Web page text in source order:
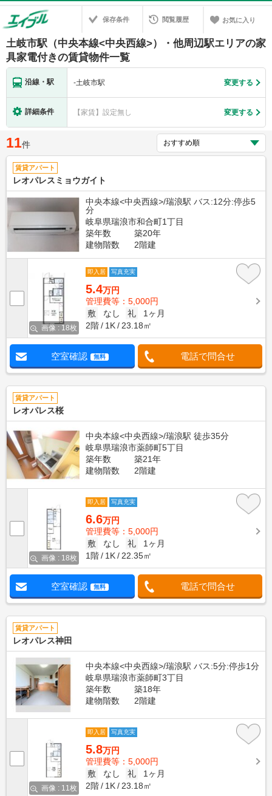
保存条件 閲覧履歴 お気に入り
土岐市駅（中央本線<中央西線>）・他周辺駅エリアの家
具家電付きの賃貸物件一覧
沿線・駅 -土岐市駅 変更する
詳細条件 【家賃】設定無し 変更する
11件
賃貸アパート
レオパレスミョウガイト
中央本線<中央西線>/瑞浪駅 バス:12分:停歩5
分
岐阜県瑞浪市和合町1丁目
築年数
築20年
建物階数
2階建
画像 : 18枚
即入居 写真充実
5.4万円
管理費等：5,000円
敷
なし 礼
1ヶ月
2階
1K 23.18㎡
空室確認 無料 電話で問合せ
賃貸アパート
レオパレス桜
中央本線<中央西線>/瑞浪駅 徒歩35分
岐阜県瑞浪市薬師町5丁目
築年数
築21年
建物階数
2階建
画像 : 18枚
即入居 写真充実
6.6万円
管理費等：5,000円
敷
なし 礼
1ヶ月
1階
1K 22.35㎡
空室確認 無料 電話で問合せ
賃貸アパート
レオパレス神田
中央本線<中央西線>/瑞浪駅 バス:5分:停歩1分
岐阜県瑞浪市薬師町3丁目
築年数
築18年
建物階数
2階建
画像 : 11枚
即入居 写真充実
5.8万円
管理費等：5,000円
敷
なし 礼
1ヶ月
2階
1K 23.18㎡